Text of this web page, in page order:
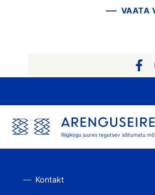
VAATA
Riigikogu juures tegutsev sõltumatu
Kontakt